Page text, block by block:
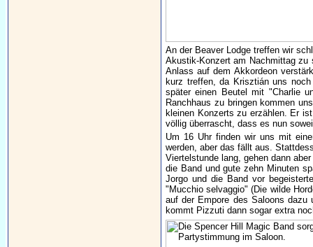
An der Beaver Lodge treffen wir
Akustik-Konzert am Nachmittag zu
Anlass auf dem Akkordeon
kurz treffen, da Krisztián uns
später einen Beutel mit "Charlie
Ranchhaus zu bringen kommen
kleinen Konzerts zu erzählen. Er
völlig überrascht, dass es nun
Um 16 Uhr finden wir uns mit
werden, aber das fällt aus.
Viertelstunde lang, gehen dann
die Band und gute zehn Minuten
Jorgo und die Band vor
"Mucchio selvaggio" (Die wilde
auf der Empore des Saloons
kommt Pizzuti dann sogar extra